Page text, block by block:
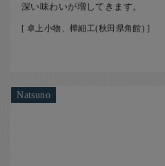
深い味わいが増してきます。
[ 卓上小物、樺細工(秋田県角館) ]
Natsuno